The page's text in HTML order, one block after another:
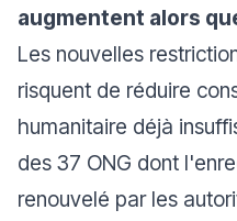
augmentent alors
Les nouvelles
risquent de réduire
humanitaire déjà
des 37 ONG dont
renouvelé par les